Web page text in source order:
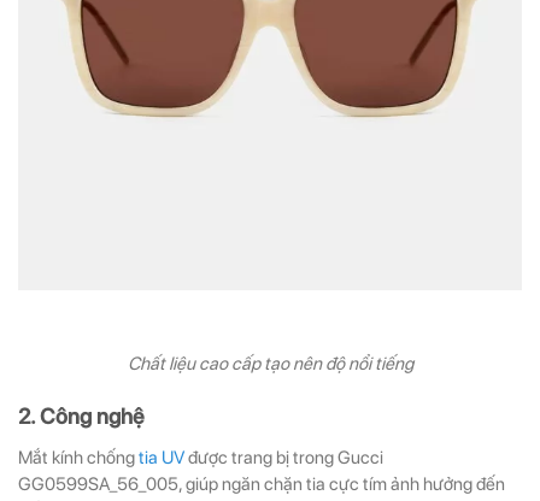
Chất liệu cao cấp tạo nên độ nổi tiếng
2. Công nghệ
Mắt kính chốngtia UVđược trang bị trong Gucci
GG0599SA_56_005, giúp ngăn chặn tia cực tím ảnh hưởng đến